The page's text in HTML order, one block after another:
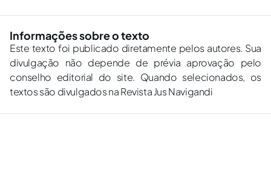
Informações sobre o texto
Este texto foi publicado diretamente pelos autores. Sua
divulgação não depende de prévia aprovação pelo
conselho editorial do site. Quando selecionados, os
textos são divulgados na Revista Jus Navigandi